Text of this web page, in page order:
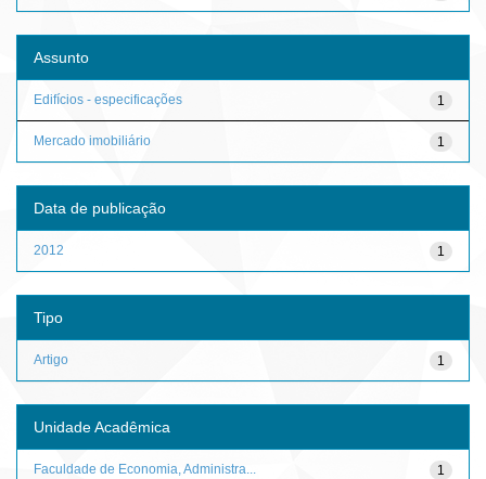
Assunto
1
Edifícios - especificações
1
Mercado imobiliário
Data de publicação
1
2012
Tipo
1
Artigo
Unidade Acadêmica
1
Faculdade de Economia, Administra...